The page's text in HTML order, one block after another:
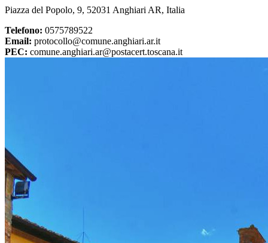
Piazza del Popolo, 9, 52031 Anghiari AR, Italia
Telefono: 0575789522
Email: protocollo@comune.anghiari.ar.it
PEC: comune.anghiari.ar@postacert.toscana.it